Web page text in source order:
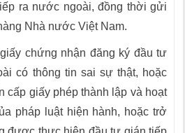
ra nước ngoài, đồng thời gửi
Nhà nước Việt Nam.
chứng nhận đăng ký đầu tư
có thông tin sai sự thật, hoặc
cấp giấy phép thành lập và hoạt
pháp luật hiện hành, hoặc trở